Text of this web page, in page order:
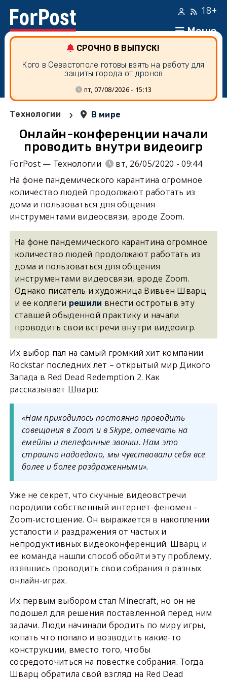
Меню
18+
СРОЧНО В ВЫПУСК!
Кого в Севастополе готовы взять на работу для
защиты города от дронов
пт, 07/08/2026 - 15:13
Технологии › В мире
Онлайн-конференции начали
проводить внутри видеоигр
ForPost — Технологии
вт, 26/05/2020 - 09:44
На фоне пандемического карантина огромное
количество людей продолжают работать из
дома и пользоваться для общения
инструментами видеосвязи, вроде Zoom.
На фоне пандемического карантина огромное
количество людей продолжают работать из
дома и пользоваться для общения
инструментами видеосвязи, вроде Zoom.
Однако писатель и художница Вивьен Шварц
и ее коллеги решили внести остроты в эту
ставшей обыденной практику и начали
проводить свои встречи внутри видеоигр.
Их выбор пал на самый громкий хит компании
Rockstar последних лет – открытый мир Дикого
Запада в Red Dead Redemption 2. Как
рассказывает Шварц:
«Нам приходилось постоянно проводить
совещания в Zoom и в Skype, отвечать на
емейлы и телефонные звонки. Нам это
страшно надоедало, мы чувствовали себя все
более и более раздраженными».
Уже не секрет, что скучные видеовстречи
породили собственный интернет-феномен –
Zoom-истощение. Он выражается в накоплении
усталости и раздражения от частых и
непродуктивных видеоконференций. Шварц и
ее команда нашли способ обойти эту проблему,
взявшись проводить свои собрания в разных
онлайн-играх.
Их первым выбором стал Minecraft, но он не
подошел для решения поставленной перед ним
задачи. Люди начинали бродить по миру игры,
копать что попало и возводить какие-то
конструкции, вместо того, чтобы
сосредоточиться на повестке собрания. Тогда
Шварц обратила свой взгляд на Red Dead